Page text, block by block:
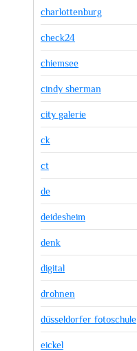
charlottenburg
check24
chiemsee
cindy sherman
city galerie
ck
ct
de
deidesheim
denk
digital
drohnen
düsseldorfer fotoschule
eickel